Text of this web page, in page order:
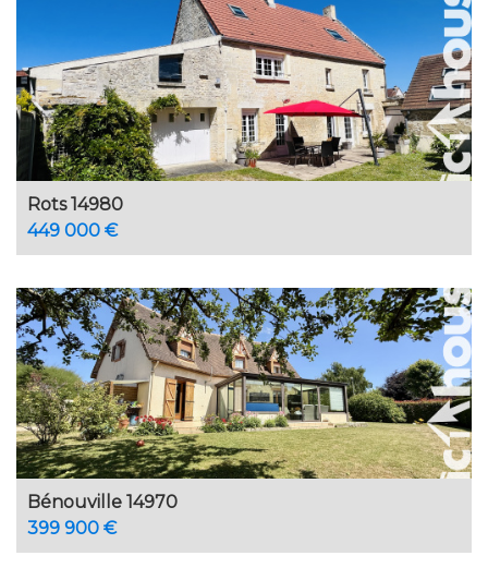
Rots 14980
449 000 €
Bénouville 14970
399 900 €